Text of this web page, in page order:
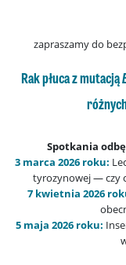
zapraszamy do
Rak płuca z mutacją
Spotkania
3 marca 2026 roku:
tyrozynowej — czy
7 kwietnia 2026
5 maja 2026 roku: